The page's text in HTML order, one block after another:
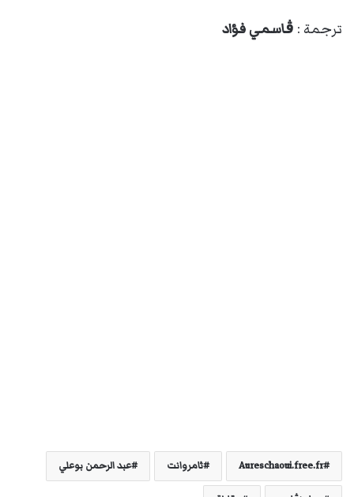
ترجمة : ڨاسمي فؤاد
Aureschaoui.free.fr ثامروانت عبد الرحمن بوعلي